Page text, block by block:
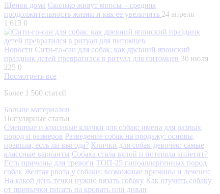
Щенок дома Сколько живут мопсы – средняя
продолжительность жизни и как ее увеличить 24 апреля
1 613 0
Новости Сити-го-сан для собак: как древний японский
праздник детей превратился в ритуал для питомцев 30 июля
225 0
Посмотреть все
Более 1 500 статей
Больше материалов
Популярные статьи
Смешные и красивые клички для собак: имена для разных
пород и размеров Разведение собак на продажу: основы,
правила, есть ли выгода? Клички для собак-девочек: самые
классные варианты Собака стала вялой и потеряла аппетит?
Есть причины для тревоги ТОП-25 гипоаллергенных пород
собак Желтая рвота у собаки: возможные причины и лечение
На какой день течки нужно вязать собаку Как отучить собаку
от привычки писать на кровать или диван